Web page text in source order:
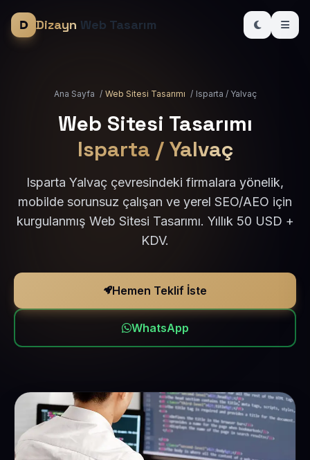
Dizayn Web Tasarım
Ana Sayfa / Web Sitesi Tasarımı / Isparta / Yalvaç
Web Sitesi Tasarımı
Isparta / Yalvaç
Isparta Yalvaç çevresindeki firmalara yönelik,
mobilde sorunsuz çalışan ve yerel SEO/AEO için
kurgulanmış Web Sitesi Tasarımı. Yıllık 50 USD +
KDV.
Hemen Teklif İste
WhatsApp